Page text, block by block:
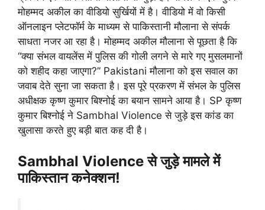
मोहम्मद अकील का वीडियो सुर्खियों में है। वीडियो में वो किसी
ऑनलाइन प्लेटफॉर्म के माध्यम से पाकिस्तानी मौलाना से संपर्क
साधता नजर आ रहा है। मोहम्मद अकील मौलाना से पूछता है कि
“क्या संभल वायलेंस में पुलिस की गोली लगने से मारे गए मुसलमानों
को शहीद कहा जाएगा?” Pakistani मौलाना को इस सवाल का
जवाब देते सुना जा सकता है। इस पूरे प्रकरण में संभल के पुलिस
अधीक्षक कृष्ण कुमार बिश्नोई का बयान सामने आया है। SP कृष्ण
कुमार बिश्नोई ने Sambhal Violence से जुड़े इस कांड का
खुलासा करते हुए बड़ी बात कह दी है।
Sambhal Violence से जुड़े मामले में
पाकिस्तान कनेक्शन!